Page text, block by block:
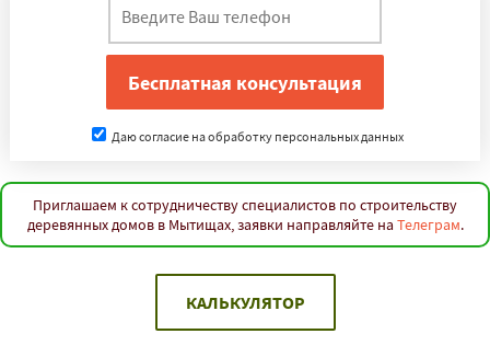
Даю согласие на обработку персональных данных
Приглашаем к сотрудничеству специалистов по строительству
деревянных домов в Мытищах, заявки направляйте на Телеграм.
КАЛЬКУЛЯТОР